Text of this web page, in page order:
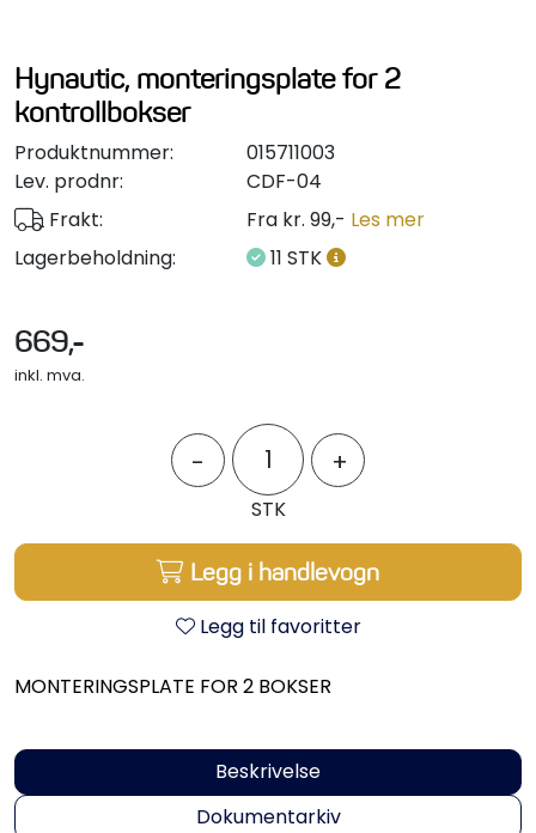
Hynautic, monteringsplate for 2
kontrollbokser
Produktnummer:
015711003
Lev. prodnr:
CDF-04
Frakt:
Fra kr. 99,- Les mer
Lagerbeholdning:
11 STK
669,-
inkl. mva.
- +
STK
Legg i handlevogn
Legg til favoritter
MONTERINGSPLATE FOR 2 BOKSER
Beskrivelse
Dokumentarkiv
Verktøy
Outlet
Motordelsvelger/SONAR
Brannslukkere
Propeller
Outlet